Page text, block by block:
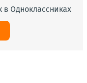
Одноклассниках